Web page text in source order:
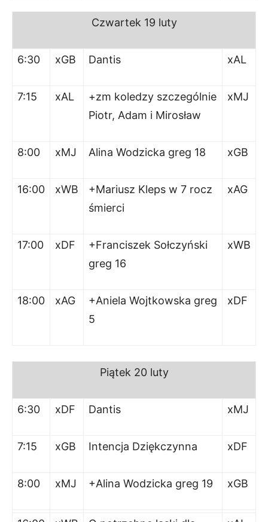
Czwartek 19 luty
6:30 xGB Dantis xAL
7:15 xAL
+zm koledzy szczególnie
Piotr, Adam i Mirosław
xMJ
8:00 xMJ Alina Wodzicka greg 18 xGB
16:00 xWB
+Mariusz Kleps w 7 rocz
śmierci
xAG
17:00 xDF
+Franciszek Sołczyński
greg 16
xWB
18:00 xAG
+Aniela Wojtkowska greg
5
xDF
Piątek 20 luty
6:30 xDF Dantis xMJ
7:15 xGB Intencja Dziękczynna xDF
8:00 xMJ +Alina Wodzicka greg 19 xGB